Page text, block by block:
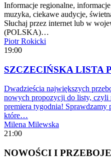
Informacje regionalne,
muzyka, ciekawe audycje,
Słuchaj przez internet lub w
(POLSKA)…
Piotr Rokicki
19:00
SZCZECIŃSKA LISTA
Dwadzieścia największych
nowych propozycji do listy, czyli
premiera tygodnia! Sprawdzamy
które…
Milena Milewska
21:00
NOWOŚCI I